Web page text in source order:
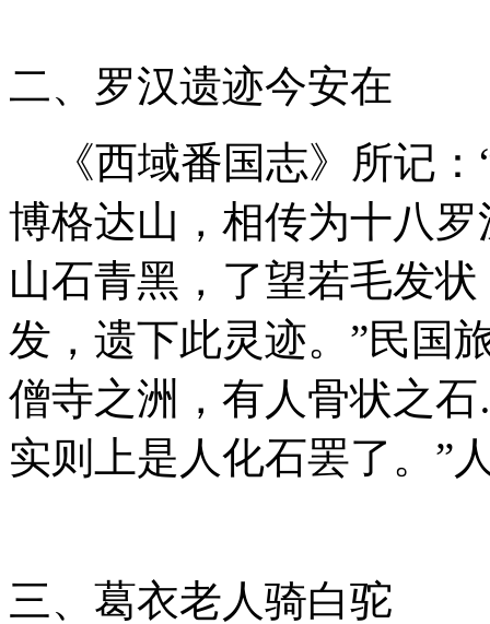
二、罗汉遗迹今安在
《西域番国志》所记：
博格达山，相传为十八
山石青黑，了望若毛发
发，遗下此灵迹。”民国
僧寺之洲，有人骨状之
实则上是人化石罢了。”
三、葛衣老人骑白驼